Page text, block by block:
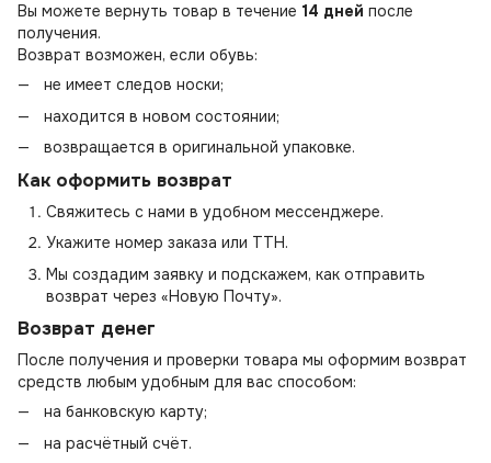
Вы можете вернуть товар в течение 14 дней после
получения.
Возврат возможен, если обувь:
не имеет следов носки;
находится в новом состоянии;
возвращается в оригинальной упаковке.
Как оформить возврат
Свяжитесь с нами в удобном мессенджере.
Укажите номер заказа или ТТН.
Мы создадим заявку и подскажем, как отправить
возврат через «Новую Почту».
Возврат денег
После получения и проверки товара мы оформим возврат
средств любым удобным для вас способом:
на банковскую карту;
на расчётный счёт.